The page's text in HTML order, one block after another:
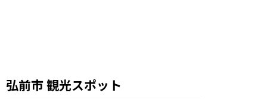
弘前市 観光スポット